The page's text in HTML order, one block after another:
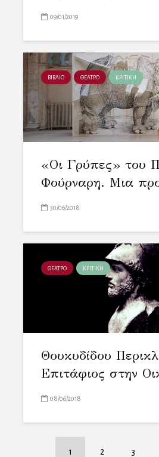
09/01/2019
ΒΙΒΛΙΟ ΘΕΑΤΡΟ ΚΡΙΤΙΚΗ
«Οι Γρύπες» του
Φούρναρη. Μια
30/06/2018
ΘΕΑΤΡΟ ΚΡΙΤΙΚΗ
Θουκυδίδου
Επιτάφιος στην
08/06/2018
1 2 3